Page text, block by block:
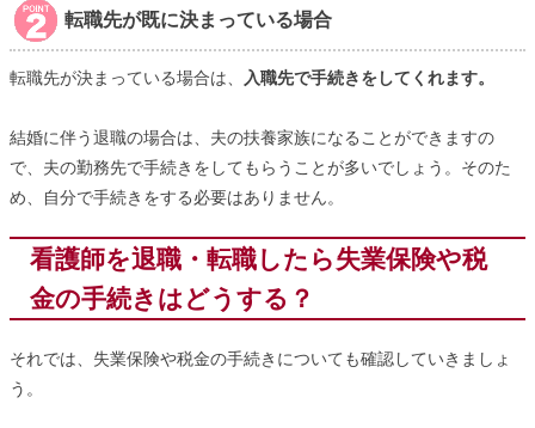
転職先が既に決まっている場合
転職先が決まっている場合は、 入職先で手続きをしてくれます。
結婚に伴う退職の場合は、夫の扶養家族になることができますの
で、夫の勤務先で手続きをしてもらうことが多いでしょう。そのた
め、自分で手続きをする必要はありません。
看護師を退職・転職したら失業保険や税
金の手続きはどうする？
それでは、失業保険や税金の手続きについても確認していきましょ
う。